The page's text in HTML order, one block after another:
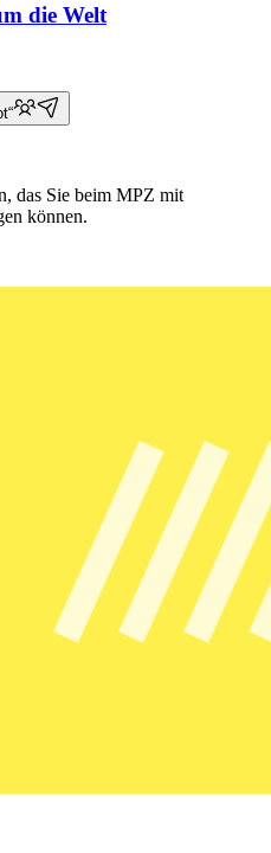
die Welt
das Sie beim MPZ mit
können.